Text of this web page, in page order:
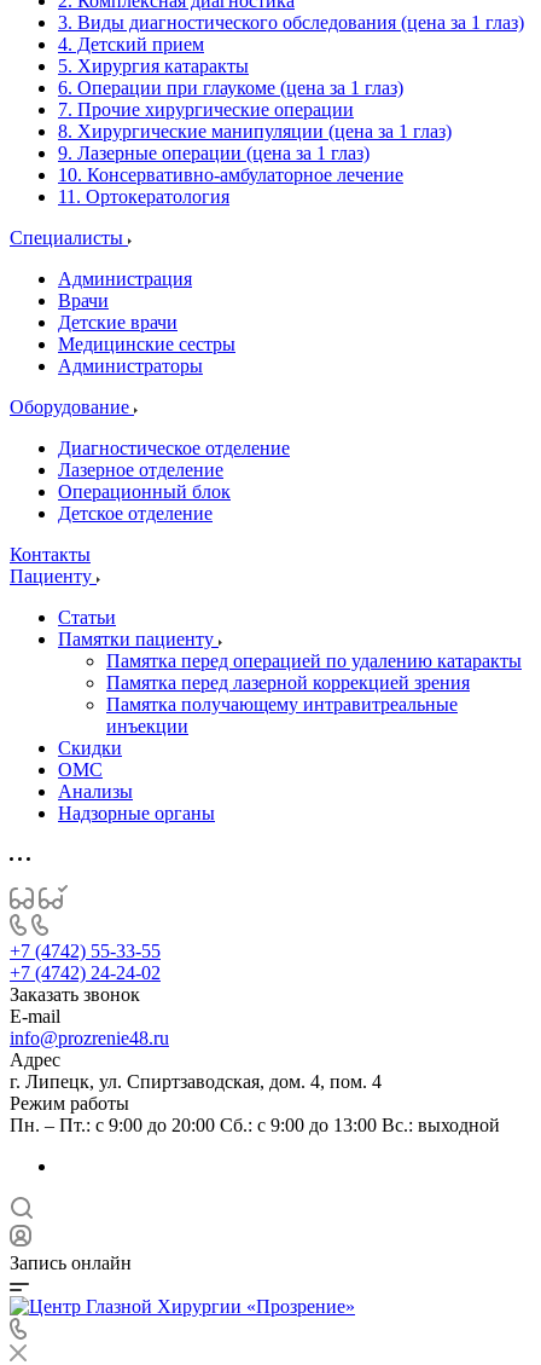
3. Виды диагностического обследования (цена за 1 глаз)
4. Детский прием
5. Хирургия катаракты
6. Операции при глаукоме (цена за 1 глаз)
7. Прочие хирургические операции
8. Хирургические манипуляции (цена за 1 глаз)
9. Лазерные операции (цена за 1 глаз)
10. Консервативно-амбулаторное лечение
11. Ортокератология
Специалисты
Администрация
Врачи
Детские врачи
Медицинские сестры
Администраторы
Оборудование
Диагностическое отделение
Лазерное отделение
Операционный блок
Детское отделение
Контакты
Пациенту
Статьи
Памятки пациенту
Памятка перед операцией по удалению катаракты
Памятка перед лазерной коррекцией зрения
Памятка получающему интравитреальные
инъекции
Скидки
ОМС
Анализы
Надзорные органы
+7 (4742) 55-33-55
+7 (4742) 24-24-02
Заказать звонок
E-mail
info@prozrenie48.ru
Адрес
г. Липецк, ул. Спиртзаводская, дом. 4, пом. 4
Режим работы
Пн. – Пт.: с 9:00 до 20:00 Сб.: с 9:00 до 13:00 Вс.: выходной
Запись онлайн